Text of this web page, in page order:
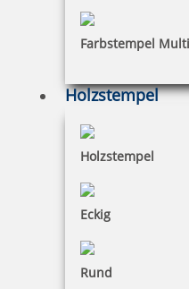
Farbstempel
Holzstempel
Holzstempel
Eckig
Rund
Colop Expert Line